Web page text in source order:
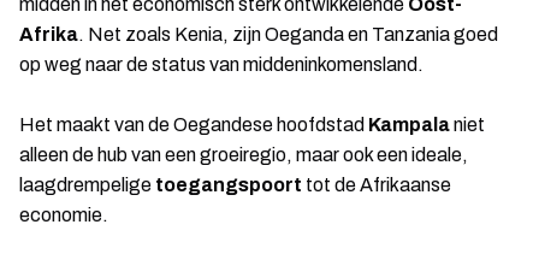
midden in het economisch sterk ontwikkelende Oost-
Afrika. Net zoals Kenia, zijn Oeganda en Tanzania goed
op weg naar de status van middeninkomensland.
Het maakt van de Oegandese hoofdstad Kampalaniet
alleen de hub van een groeiregio, maar ook een ideale,
laagdrempelige toegangspoort tot de Afrikaanse
economie.